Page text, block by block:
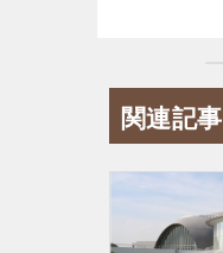
関連記事